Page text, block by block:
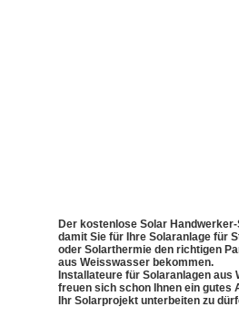
Der kostenlose Solar
damit Sie für Ihre Solaranlage für
oder Solarthermie den richtigen
aus Weisswasser bekommen.
Installateure für Solaranlagen aus
freuen sich schon Ihnen ein gutes
Ihr Solarprojekt unterbeiten zu